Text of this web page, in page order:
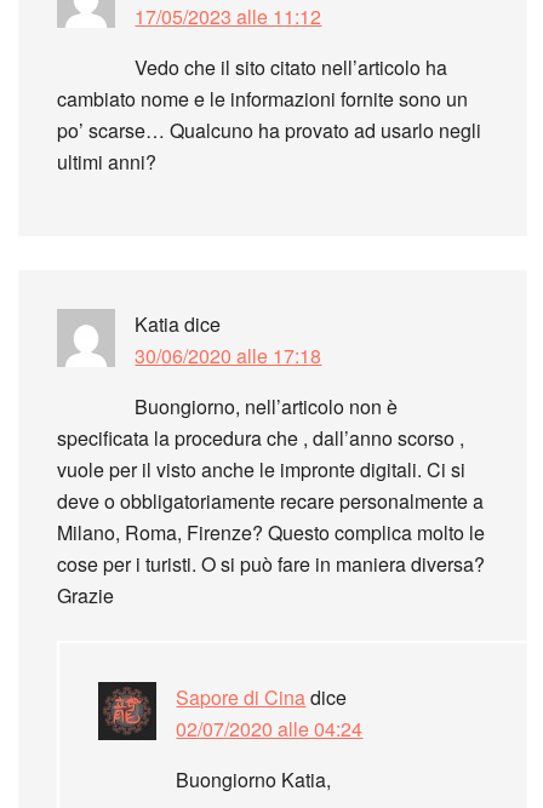
17/05/2023 alle 11:12
Vedo che il sito citato nell’articolo ha
cambiato nome e le informazioni fornite sono un
po’ scarse… Qualcuno ha provato ad usarlo negli
ultimi anni?
Katiadice
30/06/2020 alle 17:18
Buongiorno, nell’articolo non è
specificata la procedura che , dall’anno scorso ,
vuole per il visto anche le impronte digitali. Ci si
deve o obbligatoriamente recare personalmente a
Milano, Roma, Firenze? Questo complica molto le
cose per i turisti. O si può fare in maniera diversa?
Grazie
Sapore di Cinadice
02/07/2020 alle 04:24
Buongiorno Katia,